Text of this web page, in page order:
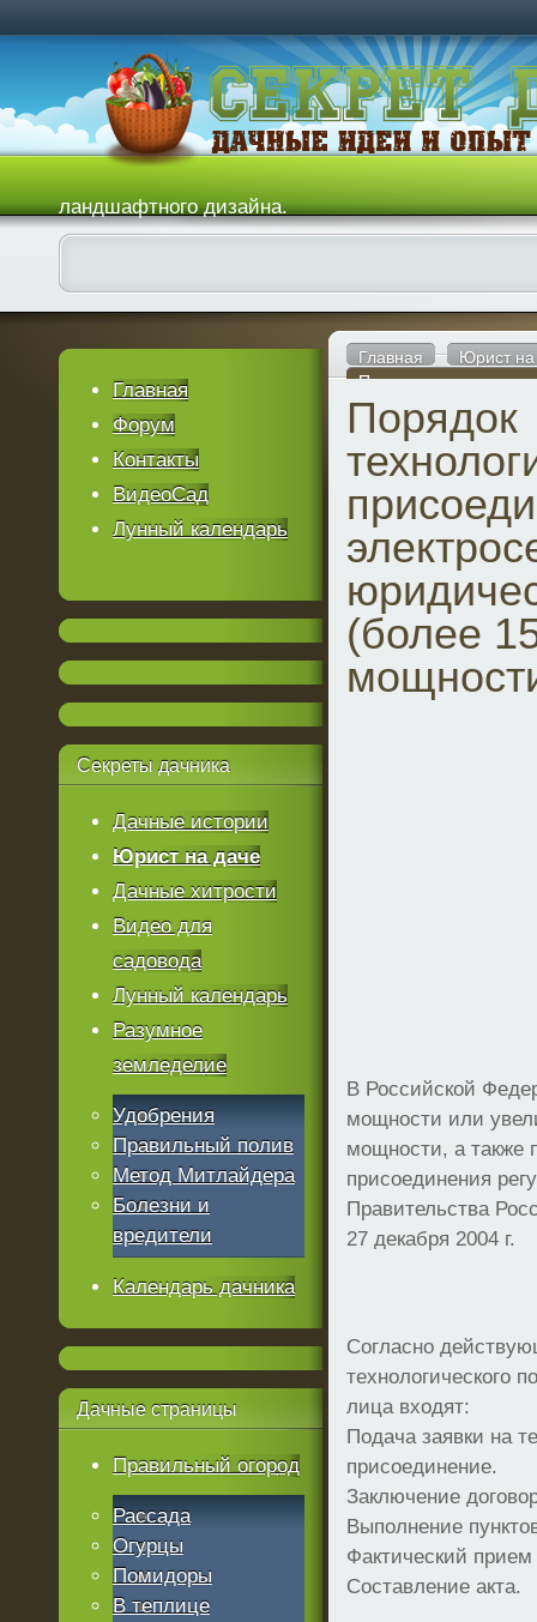
ландшафтного дизайна.
Главная
Юрист на
Порядок
юридических лиц
Порядок
(более
В Российской
мощности или
мощности, а также
присоединения
Правительства
27 декабря 2004 г.
Согласно
технологического
лица входят:
Подача заявки на
присоединение.
Заключение
Выполнение
Фактический
Составление акта.
Главная
Форум
Контакты
ВидеоСад
Лунный календарь
Секреты дачника
Дачные истории
Юрист на даче
Дачные хитрости
Видео для
садовода
Лунный календарь
Разумное
земледелие
Удобрения
Правильный полив
Метод Митлайдера
Болезни и
вредители
Календарь дачника
Дачные страницы
Правильный огород
Рассада
Огурцы
Помидоры
В теплице